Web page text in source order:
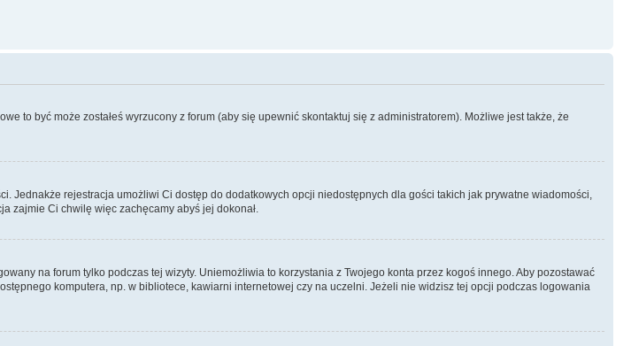
to być może zostałeś wyrzucony z forum (aby się upewnić skontaktuj się z administratorem). Możliwe jest także, że
Jednakże rejestracja umożliwi Ci dostęp do dodatkowych opcji niedostępnych dla gości takich jak prywatne wiadomości,
zajmie Ci chwilę więc zachęcamy abyś jej dokonał.
na forum tylko podczas tej wizyty. Uniemożliwia to korzystania z Twojego konta przez kogoś innego. Aby pozostawać
komputera, np. w bibliotece, kawiarni internetowej czy na uczelni. Jeżeli nie widzisz tej opcji podczas logowania